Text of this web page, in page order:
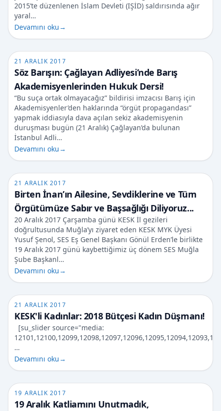
2015’te düzenlenen İslam Devleti (IŞİD) saldırısında ağır
yaral…
Devamını oku→
21 ARALIK 2017
Söz Barışın: Çağlayan Adliyesi’nde Barış
Akademisyenlerinden Hukuk Dersi!
“Bu suça ortak olmayacağız” bildirisi imzacısı Barış için
Akademisyenler’den haklarında “örgüt propagandası”
yapmak iddiasıyla dava açılan sekiz akademisyenin
duruşması bugün (21 Aralık) Çağlayan’da bulunan
İstanbul Adli…
Devamını oku→
21 ARALIK 2017
Birten İnan’ın Ailesine, Sevdiklerine ve Tüm
Örgütümüze Sabır ve Başsağlığı Diliyoruz...
20 Aralık 2017 Çarşamba günü KESK İl gezileri
doğrultusunda Muğla’yı ziyaret eden KESK MYK Üyesi
Yusuf Şenol, SES Eş Genel Başkanı Gönül Erden’le birlikte
19 Aralık 2017 günü kaybettiğimiz üç dönem SES Muğla
Şube Başkanl…
Devamını oku→
21 ARALIK 2017
KESK'li Kadınlar: 2018 Bütçesi Kadın Düşmanı!
[su_slider source="media:
…
Devamını oku→
19 ARALIK 2017
19 Aralık Katliamını Unutmadık,